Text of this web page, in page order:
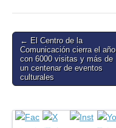
Post
navigation
← El Centro de la
Comunicación cierra el año
con 6000 visitas y más de
un centenar de eventos
culturales